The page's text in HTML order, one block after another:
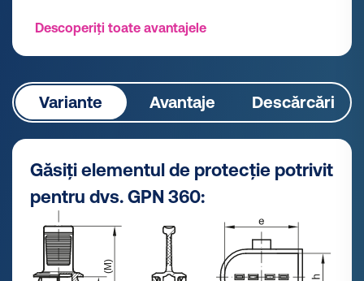
Descoperiți toate avantajele
Variante Avantaje Descărcări
Găsiți elementul de protecție potrivit
pentru dvs. GPN 360: